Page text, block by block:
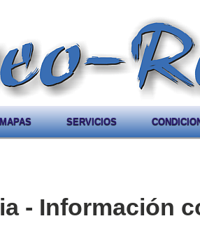
MAPAS SERVICIOS
- Información